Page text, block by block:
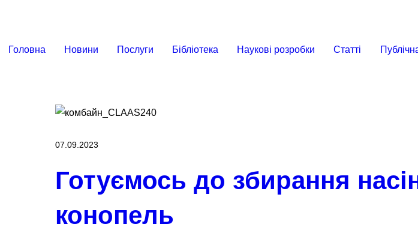
Головна Новини Послуги Бібліотека Наукові розробки Статті
07.09.2023
Готуємось до збирання
конопель